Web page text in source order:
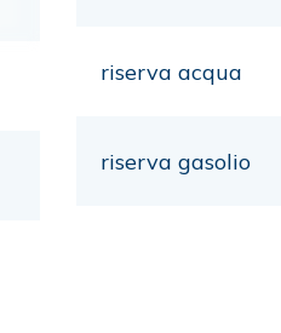
riserva acqua
riserva gasolio